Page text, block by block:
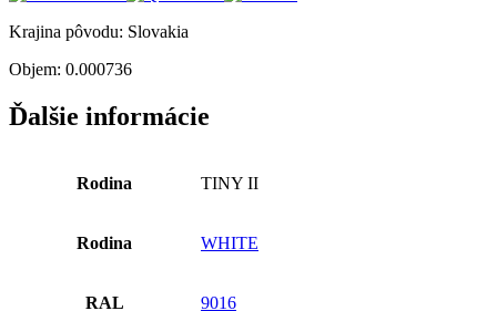
Krajina pôvodu: Slovakia
Objem: 0.000736
Ďalšie informácie
Rodina TINY II
Rodina WHITE
RAL 9016